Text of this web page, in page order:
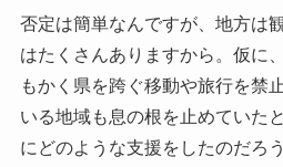
否定は簡単なんですが、地方は
はたくさんありますから。仮に
もかく県を跨ぐ移動や旅行を禁
いる地域も息の根を止めていた
にどのような支援をしたのだろ